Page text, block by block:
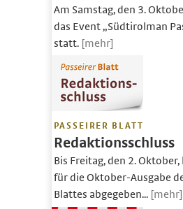
Am Samstag, den 3.
das Event „Südtirolman
statt. [mehr]
PASSEIRER BLATT
Redaktionsschluss
Bis Freitag, den 2.
für die Oktober-Ausgabe
Blattes abgegeben... [mehr]